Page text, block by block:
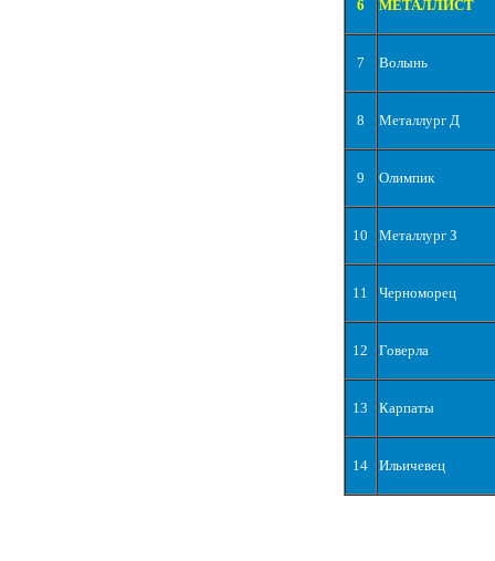
6 МЕТАЛЛИСТ
7 Волынь
8 Металлург Д
9 Олимпик
10 Металлург З
11 Черноморец
12 Говерла
13 Карпаты
14 Ильичевец